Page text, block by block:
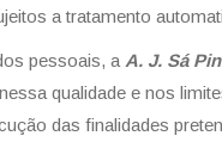
a tratamento
pessoais, a A. J. Sá
qualidade e nos
das finalidades